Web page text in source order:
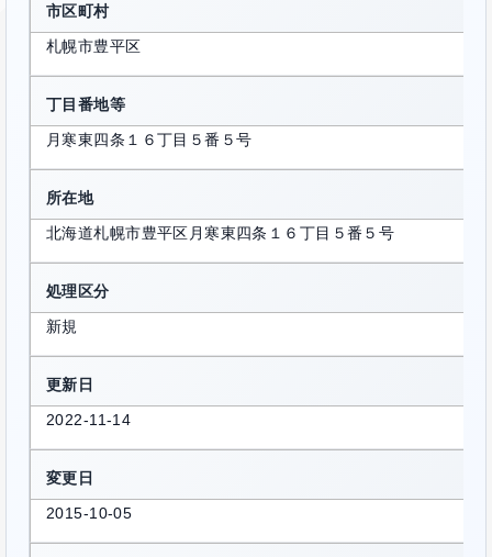
市区町村
札幌市豊平区
丁目番地等
月寒東四条１６丁目５番５号
所在地
北海道札幌市豊平区月寒東四条１６丁目５番５号
処理区分
新規
更新日
2022-11-14
変更日
2015-10-05